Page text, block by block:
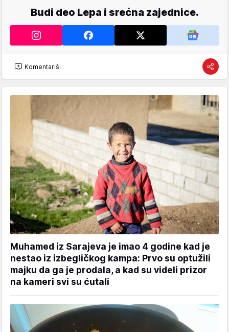
Budi deo Lepa i srećna zajednice.
Komentariši
Muhamed iz Sarajeva je imao 4 godine kad je
nestao iz izbegličkog kampa: Prvo su optužili
majku da ga je prodala, a kad su videli prizor
na kameri svi su ćutali